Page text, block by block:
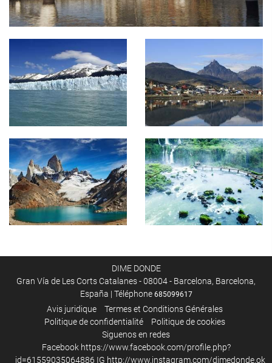
DIME DONDE
Gran Vía de Les Corts Catalanes - 08004 - Barcelona, Barcelona,
España | Téléphone 685099617
Avis juridique
Termes et Conditions Générales
Politique de confidentialité
Politique de cookies
Siguenos en redes
Facebook https://www.facebook.com/profile.php?
id=61559035064886 IG http://www.instagram.com/dimedonde.ok